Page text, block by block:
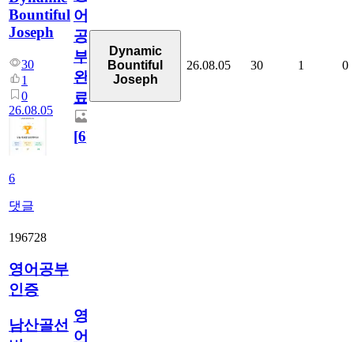
Bountiful
Joseph
30
1
0
26.08.05
6
댓글
어
공
부
완
료
[6]
Dynamic
Bountiful
Joseph
26.08.05 30 1 0
196728
영어공부
인증
남산골선
영
어